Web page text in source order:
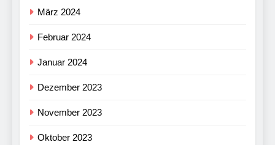
März 2024
Februar 2024
Januar 2024
Dezember 2023
November 2023
Oktober 2023